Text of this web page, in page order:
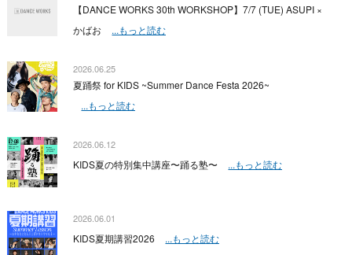
【DANCE WORKS 30th WORKSHOP】7/7 (TUE) ASUPI ×
かばお
...もっと読む
2026.06.25
夏踊祭 for KIDS ~Summer Dance Festa 2026~
...もっと読む
2026.06.12
KIDS夏の特別集中講座〜踊る塾〜 ...もっと読む
2026.06.01
KIDS夏期講習2026 ...もっと読む